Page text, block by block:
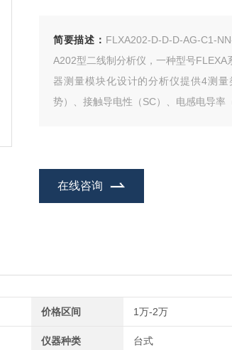
简要描述： FLXA202-D-D-D-AG-C1-
A202型二线制分析仪，一种型号
器测量模块化设计的分析仪提供4测
势）、接触导电性（SC）、电感电导率
在线咨询
价格区间 1万-2万
仪器种类 台式